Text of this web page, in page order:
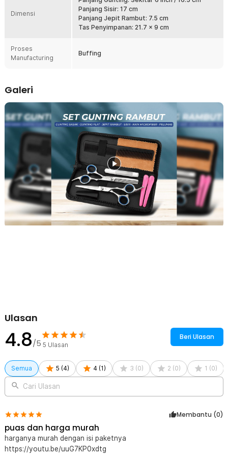
untuk pemotong maupun pelanggan.
Material Premium, Pasti Awet
Dibuat dari stainless steel 4Cr13 berkualitas tinggi dengan finishing
sering dipakai dalam jangka panjang.
Lengkap untuk Segala Kebutuhan
yang belajar potong rambut maupun profesional yang butuh
perlengkapan siap pakai.
Kelengkapan Produk
Rincian yang Anda dapatkan untuk pembelian produk ini:
1 x Gunting Sasak
1 x Gunting Flat
2 x Jepit Rambut
1 x Sisir
1 x Kain Microfiber
1 x Pelumas
1 x Tas Penyimpanan
Dimensi
Panjang Sisir: 17 cm
Panjang Jepit Rambut: 7.5 cm
Tas Penyimpanan: 21.7 x 9 cm
Proses
Manufacturing
Buffing
Galeri
Ulasan
4.8/5 5 Ulasan
Beri Ulasan
Semua 5 (4) 4 (1 ) 3 (0) 2 (0) 1 (0)
Cari Ulasan
Membantu (0)
puas dan harga murah
harganya murah dengan isi paketnya
https://youtu.be/uuG7KP0xdtg